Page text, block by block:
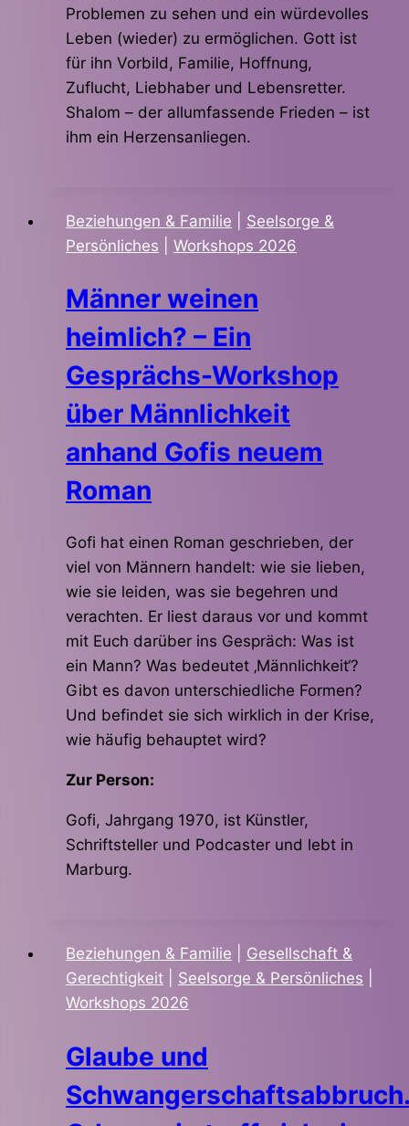
Problemen zu sehen und ein würdevolles
Leben (wieder) zu ermöglichen. Gott ist
für ihn Vorbild, Familie, Hoffnung,
Zuflucht, Liebhaber und Lebensretter.
Shalom – der allumfassende Frieden – ist
ihm ein Herzensanliegen.
Beziehungen & Familie
Seelsorge &
Persönliches
Workshops 2026
Männer weinen
heimlich? – Ein
Gesprächs-Workshop
über Männlichkeit
anhand Gofis neuem
Roman
Gofi hat einen Roman geschrieben, der
viel von Männern handelt: wie sie lieben,
wie sie leiden, was sie begehren und
verachten. Er liest daraus vor und kommt
mit Euch darüber ins Gespräch: Was ist
ein Mann? Was bedeutet ‚Männlichkeit‘?
Gibt es davon unterschiedliche Formen?
Und befindet sie sich wirklich in der Krise,
wie häufig behauptet wird?
Zur Person:
Gofi, Jahrgang 1970, ist Künstler,
Schriftsteller und Podcaster und lebt in
Marburg.
Beziehungen & Familie
Gesellschaft &
Gerechtigkeit
Seelsorge & Persönliches
Workshops 2026
Glaube und